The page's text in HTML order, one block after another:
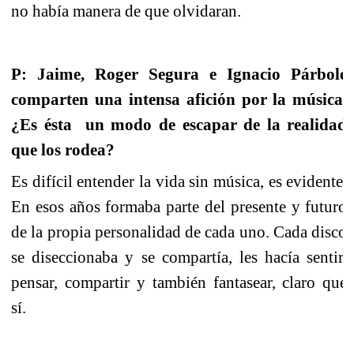
no había manera de que olvidaran.
P: Jaime,Roger Segura e Ignacio Párbole
comparten una intensa afición por la música.
¿Es ésta
un modo de escapar de la realidad
que los rodea?
Es difícil entender la vida sin música, es evidente.
En esos años formaba parte del presente y futuro
de la propia personalidad de cada uno. Cada disco
se diseccionaba y se compartía, les hacía sentir,
pensar, compartir y también fantasear, claro que
sí.